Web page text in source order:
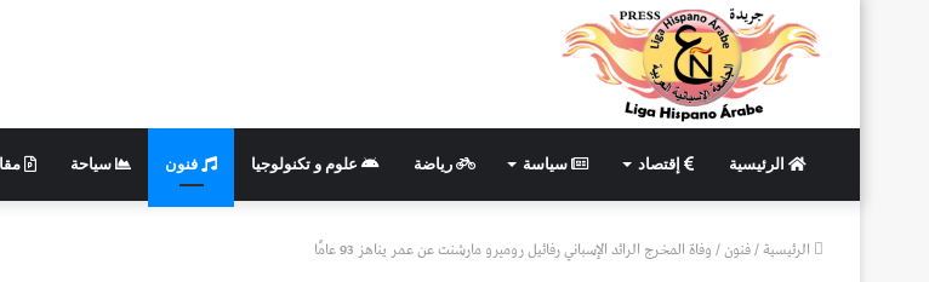
الرئيسية إقتصاد سياسة رياضة علوم و تكنولوجيا فنون سياحة
الرئيسية/فنون/وفاة المخرج الرائد الإسباني رفائيل روميرو مارشنت عن عمر يناهز 93 عامًا